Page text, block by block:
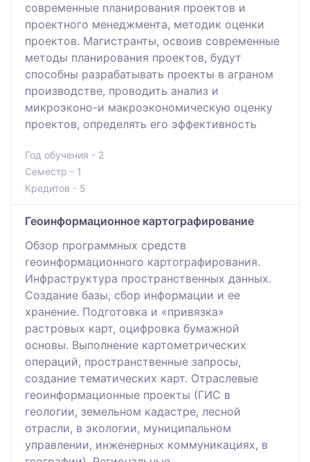
современные планирования проектов и
проектного менеджмента, методик оценки
проектов. Магистранты, освоив современные
методы планирования проектов, будут
способны разрабатывать проекты в аграном
производстве, проводить анализ и
микроэконо-и макроэкономическую оценку
проектов, определять его эффективность
Год обучения - 2
Семестр - 1
Кредитов - 5
Геоинформационное картографирование
Обзор программных средств
геоинформационного картографирования.
Инфраструктура пространственных данных.
Создание базы, сбор информации и ее
хранение. Подготовка и «привязка»
растровых карт, оцифровка бумажной
основы. Выполнение картометрических
операций, пространственные запросы,
создание тематических карт. Отраслевые
геоинформационные проекты (ГИС в
геологии, земельном кадастре, лесной
отрасли, в экологии, муниципальном
управлении, инженерных коммуникациях, в